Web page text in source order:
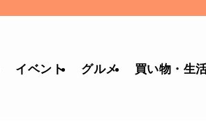
イベント グルメ 買い物・生